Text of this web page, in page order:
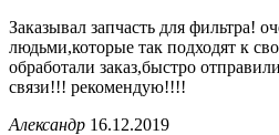
Заказывал запчасть для фильтра!
людьми,которые так подходят к
обработали заказ,быстро
связи!!! рекомендую!!!!
Александр 16.12.2019